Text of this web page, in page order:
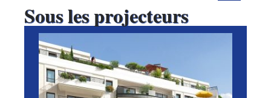
Sous les projecteurs